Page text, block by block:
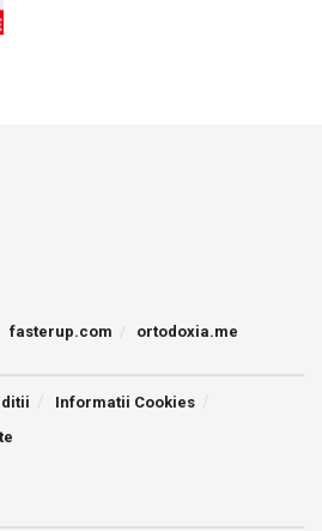
fasterup.com ortodoxia.me
Informatii Cookies